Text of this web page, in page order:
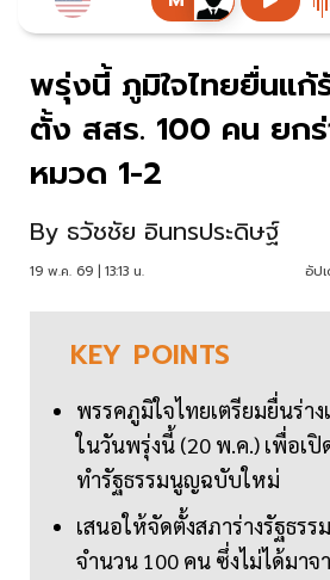
พรุ่งนี้ ภูมิใจไทยยื่นแ
ตั้ง สสร. 100 คน ยกร่
หมวด 1-2
By ธวัชชัย อินทรประดิษฐ์
19 พ.ค. 69 | 13:13 น. อัป
KEY POINTS
พรรคภูมิใจไทยเตรียมยื่นร่า
ในวันพรุ่งนี้ (20 พ.ค.) เพื่อเปิ
ทำรัฐธรรมนูญฉบับใหม่
เสนอให้จัดตั้งสภาร่างรัฐธร
จำนวน 100 คน ซึ่งไม่ได้มาจ